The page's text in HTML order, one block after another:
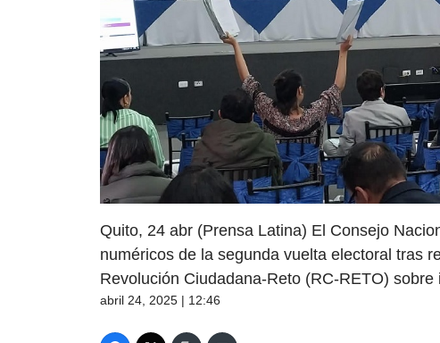
Quito, 24 abr (Prensa Latina) El Consejo
numéricos de la segunda vuelta electoral tras
Revolución Ciudadana-Reto (RC-RETO)
abril 24, 2025 | 12:46